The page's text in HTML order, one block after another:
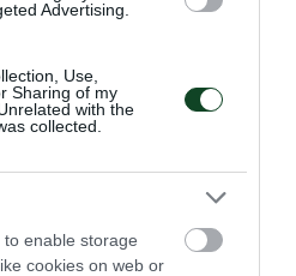
Advertising.
Use,
Sharing of my
with the
collected.
enable storage
cookies on web or
στη Ρώμη.